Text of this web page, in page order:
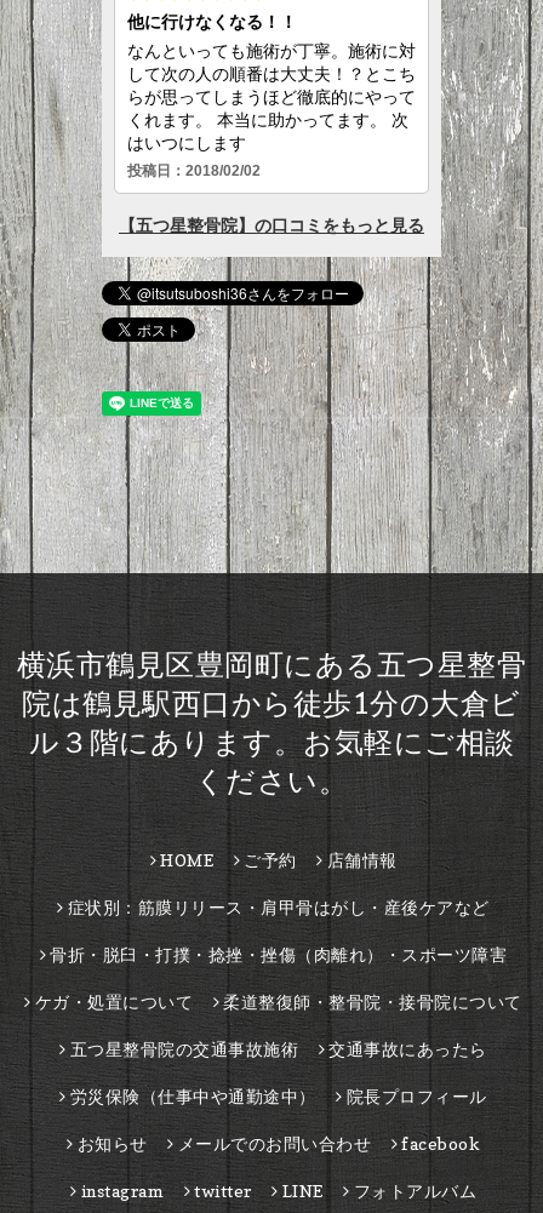
横浜市鶴見区豊岡町にある五つ星整骨
院は鶴見駅西口から徒歩1分の大倉ビ
ル３階にあります。お気軽にご相談
ください。
HOME ご予約 店舗情報
症状別：筋膜リリース・肩甲骨はがし・産後ケアなど
骨折・脱臼・打撲・捻挫・挫傷（肉離れ）・スポーツ障害
ケガ・処置について 柔道整復師・整骨院・接骨院について
五つ星整骨院の交通事故施術 交通事故にあったら
労災保険（仕事中や通勤途中） 院長プロフィール
お知らせ メールでのお問い合わせ facebook
instagram twitter LINE フォトアルバム